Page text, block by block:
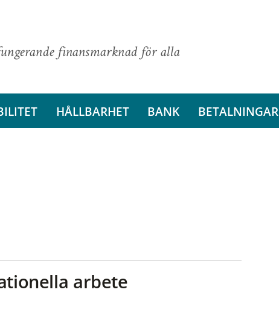
finansmarknad för alla
HÅLLBARHET BANK BETALNINGAR
arbete